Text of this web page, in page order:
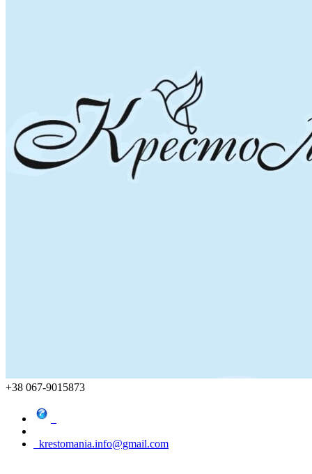
+38 067-9015873
krestomania.info@gmail.com